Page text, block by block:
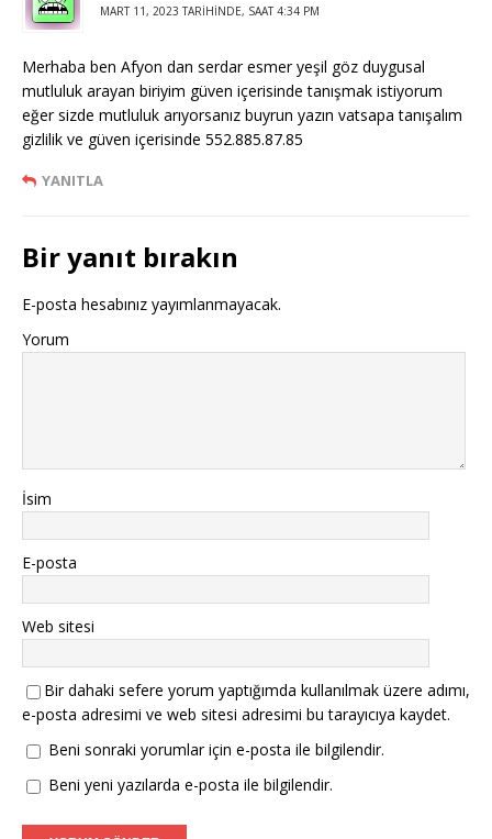
MART 11, 2023 TARIHINDE, SAAT 4:34 PM
Merhaba ben Afyon dan serdar esmer yeşil göz duygusal
mutluluk arayan biriyim güven içerisinde tanışmak istiyorum
eğer sizde mutluluk arıyorsanız buyrun yazın vatsapa tanışalım
gizlilik ve güven içerisinde 552.885.87.85
YANITLA
Bir yanıt bırakın
E-posta hesabınız yayımlanmayacak.
Yorum
İsim
E-posta
Web sitesi
Bir dahaki sefere yorum yaptığımda kullanılmak üzere adımı,
e-posta adresimi ve web sitesi adresimi bu tarayıcıya kaydet.
Beni sonraki yorumlar için e-posta ile bilgilendir.
Beni yeni yazılarda e-posta ile bilgilendir.